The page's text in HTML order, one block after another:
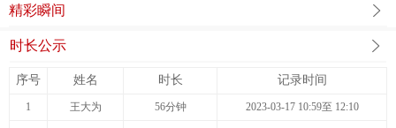
精彩瞬间
时长公示
序号 姓名 时长 记录时间
1 王大为 56分钟 2023-03-17 10:59至 12:10